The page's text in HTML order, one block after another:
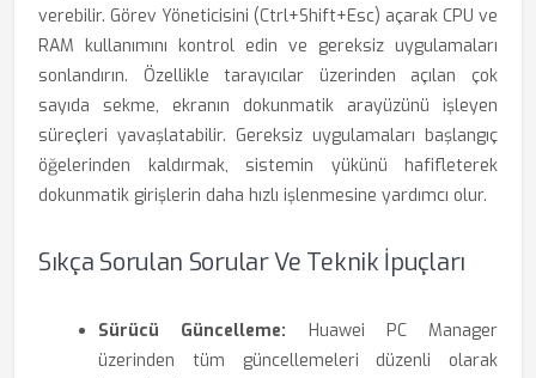
verebilir. Görev Yöneticisini (Ctrl+Shift+Esc) açarak CPU ve
RAM kullanımını kontrol edin ve gereksiz uygulamaları
sonlandırın. Özellikle tarayıcılar üzerinden açılan çok
sayıda sekme, ekranın dokunmatik arayüzünü işleyen
süreçleri yavaşlatabilir. Gereksiz uygulamaları başlangıç
öğelerinden kaldırmak, sistemin yükünü hafifleterek
dokunmatik girişlerin daha hızlı işlenmesine yardımcı olur.
Sıkça Sorulan Sorular Ve Teknik İpuçları
Sürücü Güncelleme: Huawei PC Manager
üzerinden tüm güncellemeleri düzenli olarak